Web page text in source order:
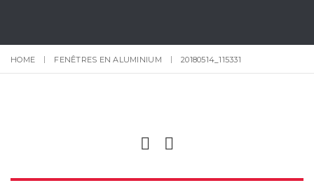
HOME FENÊTRES EN ALUMINIUM 20180514_115331